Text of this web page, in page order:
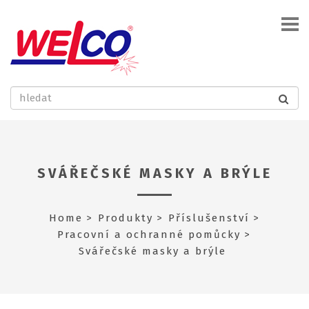
SVÁŘEČSKÉ MASKY A BRÝLE
Home Produkty
Příslušenství
Pracovní a ochranné pomůcky
Svářečské masky a brýle